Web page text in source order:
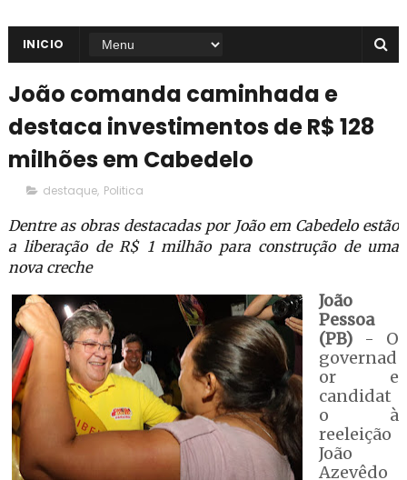
INICIO
João comanda caminhada e
destaca investimentos de R$ 128
milhões em Cabedelo
destaque, Politica
Dentre as obras destacadas por João em Cabedelo estão
a liberação de R$ 1 milhão para construção de uma
nova creche
João
Pessoa
(PB)- O
governad
or e
candidat
o à
reeleição
João
Azevêdo